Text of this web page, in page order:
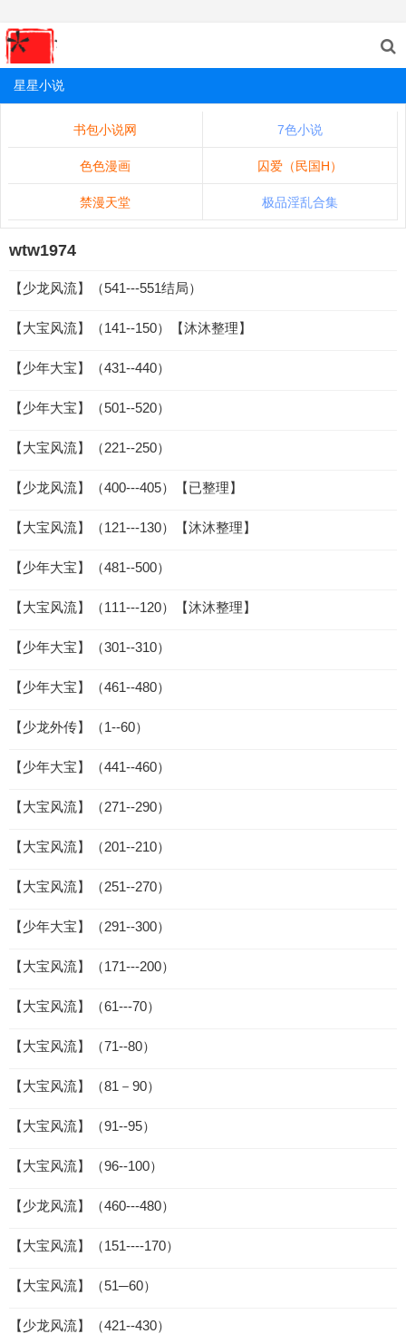
星星小说
书包小说网 7色小说
色色漫画 囚爱（民国H）
禁漫天堂 极品淫乱合集
wtw1974
【少龙风流】（541---551结局）
【大宝风流】（141--150）【沐沐整理】
【少年大宝】（431--440）
【少年大宝】（501--520）
【大宝风流】（221--250）
【少龙风流】（400---405）【已整理】
【大宝风流】（121---130）【沐沐整理】
【少年大宝】（481--500）
【大宝风流】（111---120）【沐沐整理】
【少年大宝】（301--310）
【少年大宝】（461--480）
【少龙外传】（1--60）
【少年大宝】（441--460）
【大宝风流】（271--290）
【大宝风流】（201--210）
【大宝风流】（251--270）
【少年大宝】（291--300）
【大宝风流】（171---200）
【大宝风流】（61---70）
【大宝风流】（71--80）
【大宝风流】（81－90）
【大宝风流】（91--95）
【大宝风流】（96--100）
【少龙风流】（460---480）
【大宝风流】（151----170）
【大宝风流】（51─60）
【少龙风流】（421--430）